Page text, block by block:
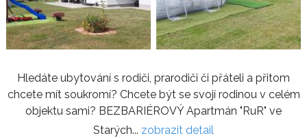
Hledáte ubytování s rodiči, prarodiči či přáteli a přitom
chcete mít soukromí? Chcete být se svojí rodinou v celém
objektu sami? BEZBARIÉROVÝ Apartmán "RuR" ve
Starých... zobrazit detail